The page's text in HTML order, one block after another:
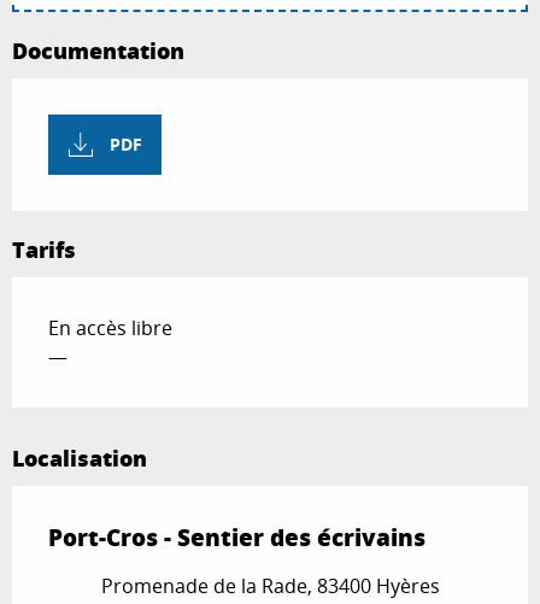
Documentation
PDF
Tarifs
En accès libre
—
Localisation
Port-Cros - Sentier des écrivains
Promenade de la Rade, 83400 Hyères